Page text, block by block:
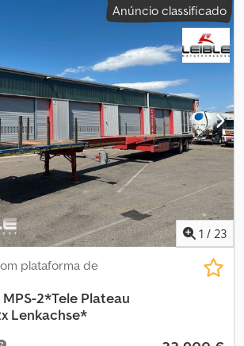
Anúncio classificado
1 / 23
plataforma de
MPS-2*Tele Plateau
Lenkachse*